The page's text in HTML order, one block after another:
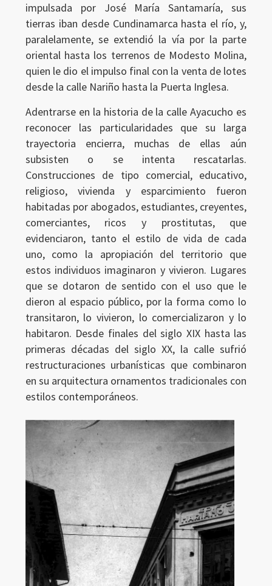
impulsada por José María Santamaría, sus
tierras iban desde Cundinamarca hasta el río, y,
paralelamente, se extendió la vía por la parte
oriental hasta los terrenos de Modesto Molina,
quien le dio el impulso final con la venta de lotes
desde la calle Nariño hasta la Puerta Inglesa.
Adentrarse en la historia de la calle Ayacucho es
reconocer las particularidades que su larga
trayectoria encierra, muchas de ellas aún
subsisten o se intenta rescatarlas.
Construcciones de tipo comercial, educativo,
religioso, vivienda y esparcimiento fueron
habitadas por abogados, estudiantes, creyentes,
comerciantes, ricos y prostitutas, que
evidenciaron, tanto el estilo de vida de cada
uno, como la apropiación del territorio que
estos individuos imaginaron y vivieron. Lugares
que se dotaron de sentido con el uso que le
dieron al espacio público, por la forma como lo
transitaron, lo vivieron, lo comercializaron y lo
habitaron. Desde finales del siglo XIX hasta las
primeras décadas del siglo XX, la calle sufrió
restructuraciones urbanísticas que combinaron
en su arquitectura ornamentos tradicionales con
estilos contemporáneos.